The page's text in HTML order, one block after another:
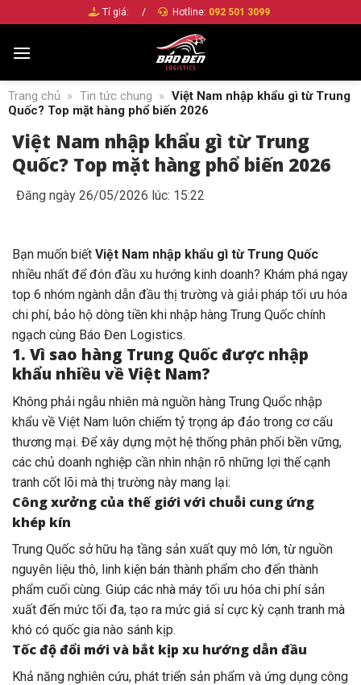
nội
Tỉ giá: / Hotline: 092 501 3099
Trang chủ » Tin tức chung » Việt Nam nhập khẩu gì từ Trung
Quốc? Top mặt hàng phổ biến 2026
Việt Nam nhập khẩu gì từ Trung
Quốc? Top mặt hàng phổ biến 2026
Đăng ngày 26/05/2026 lúc: 15:22
Bạn muốn biết Việt Nam nhập khẩu gì từ Trung Quốc
nhiều nhất để đón đầu xu hướng kinh doanh? Khám phá ngay
top 6 nhóm ngành dẫn đầu thị trường và giải pháp tối ưu hóa
chi phí, bảo hộ dòng tiền khi nhập hàng Trung Quốc chính
ngạch cùng Báo Đen Logistics.
1. Vì sao hàng Trung Quốc được nhập
khẩu nhiều về Việt Nam?
Không phải ngẫu nhiên mà nguồn hàng Trung Quốc nhập
khẩu về Việt Nam luôn chiếm tỷ trọng áp đảo trong cơ cấu
thương mại. Để xây dựng một hệ thống phân phối bền vững,
các chủ doanh nghiệp cần nhìn nhận rõ những lợi thế cạnh
tranh cốt lõi mà thị trường này mang lại:
Công xưởng của thế giới với chuỗi cung ứng
khép kín
Trung Quốc sở hữu hạ tầng sản xuất quy mô lớn, từ nguồn
nguyên liệu thô, linh kiện bán thành phẩm cho đến thành
phẩm cuối cùng. Giúp các nhà máy tối ưu hóa chi phí sản
xuất đến mức tối đa, tạo ra mức giá sỉ cực kỳ cạnh tranh mà
khó có quốc gia nào sánh kịp.
Tốc độ đổi mới và bắt kịp xu hướng dẫn đầu
Khả năng nghiên cứu, phát triển sản phẩm và ứng dụng công